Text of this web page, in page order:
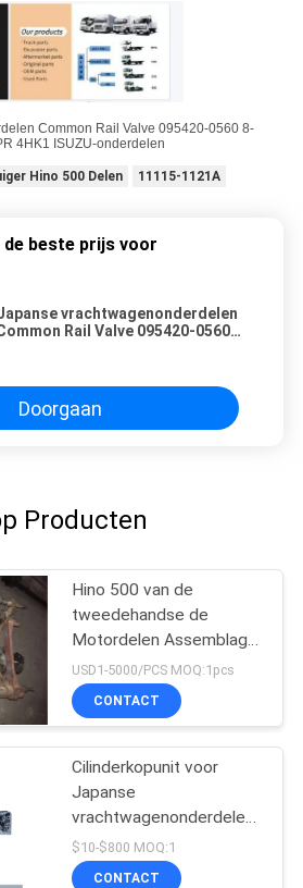
Common Rail Valve 095420-0560 8-
4HK1 ISUZU-onderdelen
Hino 500 Delen 11115-1121A
de beste prijs voor
vrachtwagenonderdelen
Rail Valve 095420-0560
Doorgaan
Producten
Hino 500 van de
tweedehandse de
Motordelen Assemblage
van Japan met
Transmissie voor HINO
500 Waaierj08ct Goede
USD1-5000/PCS MOQ:1pcs
CONTACT
Cilinderkopunit voor
Japanse
vrachtwagenonderdelen
voor HINO 500 RANGER
J08C-UJ J08CT OEM
$10-$800 MOQ:1
CONTACT